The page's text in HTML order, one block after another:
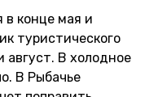
в конце мая и
туристического
август. В холодное
В Рыбачье